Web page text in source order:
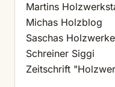
Martins
Michas Holzblog
Saschas
Schreiner Siggi
Zeitschrift